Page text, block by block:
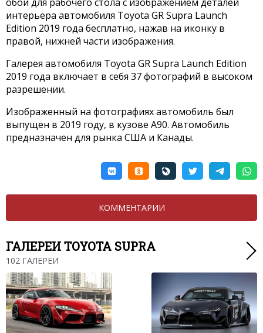
интерьера автомобиля Toyota GR Supra Launch
Edition 2019 года бесплатно, нажав на иконку в
правой, нижней части изображения.
Галерея автомобиля Toyota GR Supra Launch Edition
2019 года включает в себя 37 фотографий в высоком
разрешении.
Изображенный на фотографиях автомобиль был
выпущен в 2019 году, в кузове A90. Автомобиль
предназначен для рынка США и Канады.
КОММЕНТАРИИ
ГАЛЕРЕИ TOYOTA SUPRA
102 ГАЛЕРЕИ